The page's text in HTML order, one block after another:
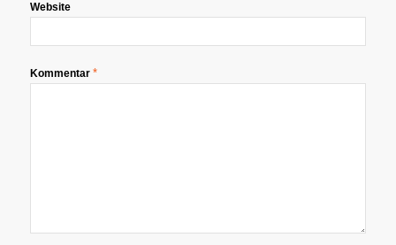
Website
Kommentar *